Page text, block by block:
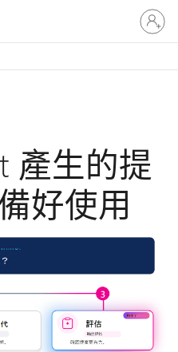
登
入
您
產生的提
好使用